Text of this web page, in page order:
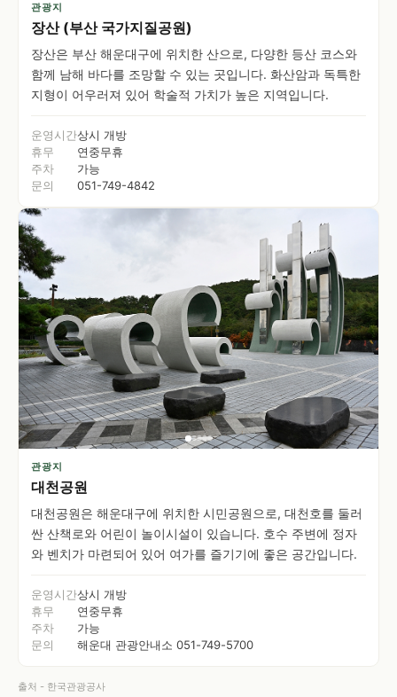
관광지
장산 (부산 국가지질공원)
장산은 부산 해운대구에 위치한 산으로, 다양한 등산 코스와
함께 남해 바다를 조망할 수 있는 곳입니다. 화산암과 독특한
지형이 어우러져 있어 학술적 가치가 높은 지역입니다.
운영시간상시 개방
휴무
연중무휴
주차
가능
문의
051-749-4842
관광지
대천공원
대천공원은 해운대구에 위치한 시민공원으로, 대천호를 둘러
싼 산책로와 어린이 놀이시설이 있습니다. 호수 주변에 정자
와 벤치가 마련되어 있어 여가를 즐기기에 좋은 공간입니다.
운영시간상시 개방
휴무
연중무휴
주차
가능
문의
해운대 관광안내소 051-749-5700
출처 - 한국관광공사